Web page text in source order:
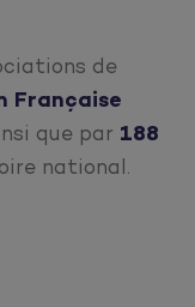
de
Française
que par 188
national.